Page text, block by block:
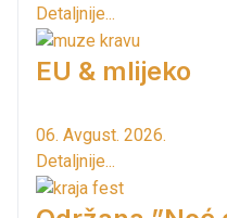
Detaljnije...
EU & mlijeko
06. Avgust. 2026.
Detaljnije...